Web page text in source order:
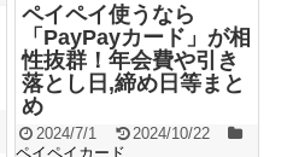
ペイペイ使うなら
「PayPayカード」が相
性抜群！年会費や引き
落とし日,締め日等まと
め
2024/7/1
2024/10/22
ペイペイカード